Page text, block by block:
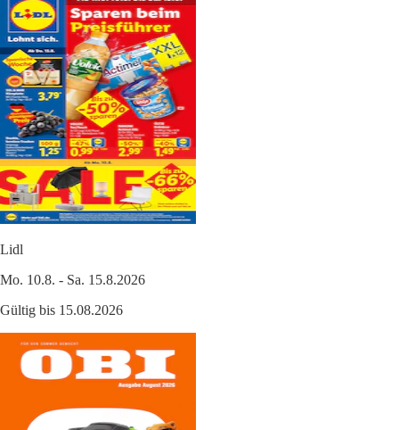
Lidl
Mo. 10.8. - Sa. 15.8.2026
Gültig bis 15.08.2026